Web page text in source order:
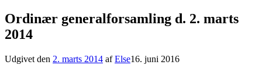
Ordinær generalforsamling d. 2. marts
2014
Udgivet den 2. marts 2014 afElse16. juni 2016